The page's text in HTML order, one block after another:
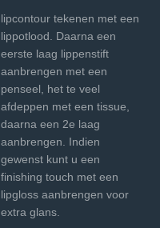
lipcontour tekenen met een
lippotlood. Daarna een
eerste laag lippenstift
aanbrengen met een
penseel, het te veel
afdeppen met een tissue,
daarna een 2e laag
aanbrengen. Indien
gewenst kunt u een
finishing touch met een
lipgloss aanbrengen voor
extra glans.